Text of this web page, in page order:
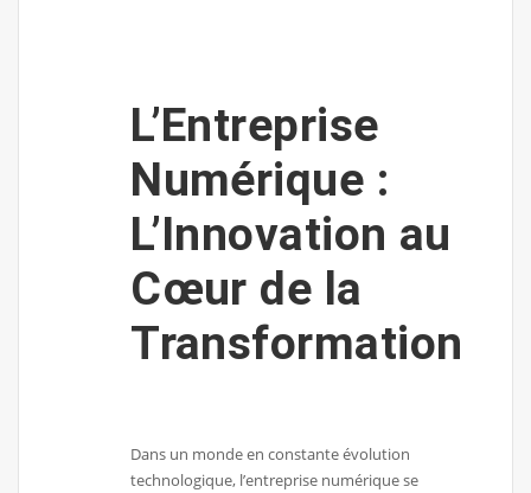
L’Entreprise
Numérique :
L’Innovation au
Cœur de la
Transformation
Dans un monde en constante évolution
technologique, l’entreprise numérique se